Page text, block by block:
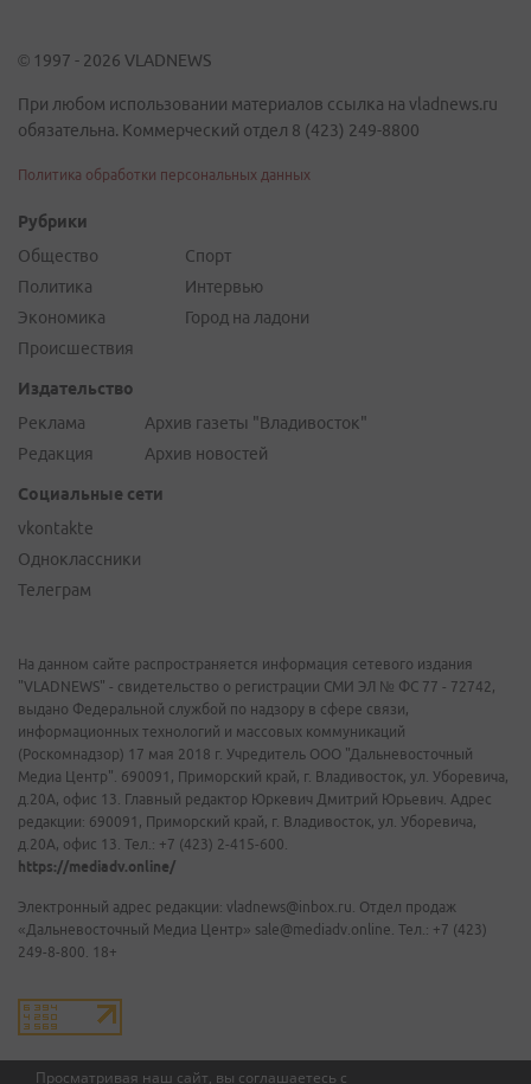
Просматривая наш сайт, вы соглашаетесь с
© 1997 - 2026 VLADNEWS
При любом использовании материалов ссылка на vladnews.ru
обязательна. Коммерческий отдел 8 (423) 249-8800
Политика обработки персональных данных
Рубрики
Общество
Политика
Экономика
Происшествия
Спорт
Интервью
Город на ладони
Издательство
Реклама
Редакция
Архив газеты "Владивосток"
Архив новостей
Социальные сети
vkontakte
Одноклассники
Телеграм
На данном сайте распространяется информация сетевого издания
"VLADNEWS" - свидетельство о регистрации СМИ ЭЛ № ФС 77 - 72742,
выдано Федеральной службой по надзору в сфере связи,
информационных технологий и массовых коммуникаций
(Роскомнадзор) 17 мая 2018 г. Учредитель ООО "Дальневосточный
Медиа Центр". 690091, Приморский край, г. Владивосток, ул. Уборевича,
д.20А, офис 13. Главный редактор Юркевич Дмитрий Юрьевич. Адрес
редакции: 690091, Приморский край, г. Владивосток, ул. Уборевича,
д.20А, офис 13. Тел.: +7 (423) 2-415-600.
https://mediadv.online/
Электронный адрес редакции: vladnews@inbox.ru. Отдел продаж
«Дальневосточный Медиа Центр» sale@mediadv.online. Тел.: +7 (423)
249-8-800. 18+